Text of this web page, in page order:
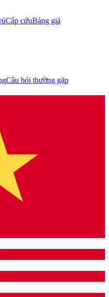
Cấp cứuBảng giá
Câu hỏi thường gặp